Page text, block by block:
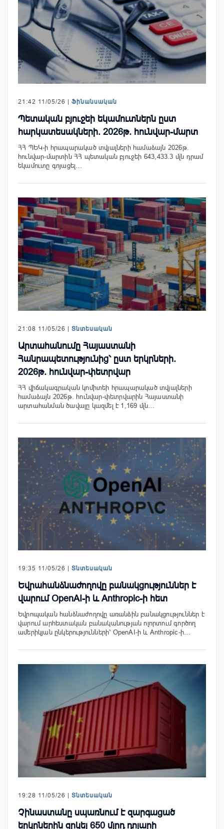
21:42 11/05/26 | Ֆինանսական
Պետական բյուջեի եկամուտներն ըստ
հարկատեսակների. 2026թ. հունվար-մարտ
ՀՀ ՊԵԿ-ի հրապարակած տվյալների համաձայն 2026թ.
հունվար-մարտին ՀՀ պետական բյուջեի 643,433.3 մլն դրամ
եկամուտը գոյացել…
21:08 11/05/26 | Տնտեսական
Արտահանումը Հայաստանի
Հանրապետությունից՝ ըստ երկրների.
2026թ. հունվար-փետրվար
ՀՀ վիճակագրական կոմիտեի հրապարակած տվյալների
համաձայն 2026թ. հունվար-փետրվարին Հայաստանի
արտահանման ծավալը կազմել է 1,169 մլն…
19:35 11/05/26 | Տնտեսական
Եվրահանձնաժողովը բանակցություններ է
վարում OpenAI-ի և Anthropic-ի հետ
Եվրոպական հանձնաժողովը առանձին բանակցություններ է
վարում արհեստական բանականության ոլորտում գործող
ամերիկյան ընկերությունների՝ OpenAI-ի և Anthropic-ի…
19:28 11/05/26 | Տնտեսական
Չինաստանը սպառնում է զարգացած
երկրներին զրկել 650 մլրդ դոլարի